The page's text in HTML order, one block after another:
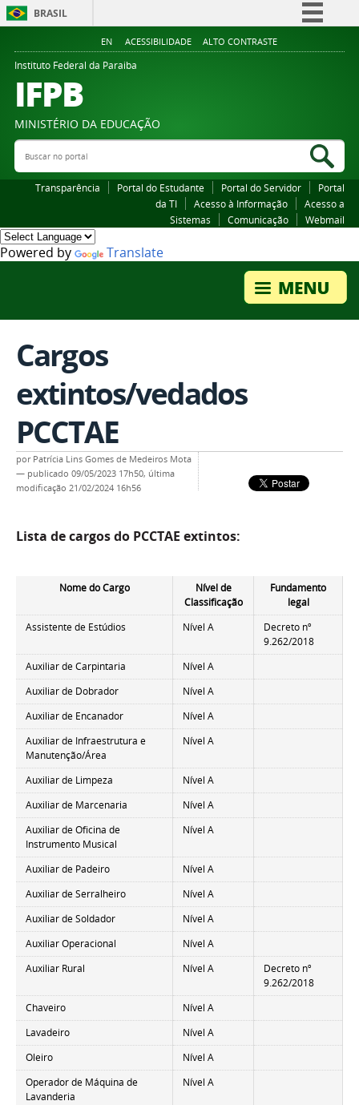
BRASIL
Simplifique!
Legislação
EN ACESSIBILIDADE ALTO CONTRASTE
Instituto Federal da Paraiba
IFPB
MINISTÉRIO DA EDUCAÇÃO
Buscar no portal
Transparência Portal do Estudante Portal do Servidor
Portal
da TI
Acesso à Informação
Acesso a
Sistemas
Comunicação Webmail
Powered by Translate
Cargos
extintos/vedados
PCCTAE
por Patrícia Lins Gomes de Medeiros Mota
— publicado 09/05/2023 17h50, última
modificação 21/02/2024 16h56
Lista de cargos do PCCTAE extintos:
Nome do Cargo
Nível de
Classificação
Fundamento
legal
Assistente de Estúdios
Nível A
Decreto nº
9.262/2018
Auxiliar de Carpintaria
Nível A
Auxiliar de Dobrador
Nível A
Auxiliar de Encanador
Nível A
Auxiliar de Infraestrutura e
Manutenção/Área
Nível A
Auxiliar de Limpeza
Nível A
Auxiliar de Marcenaria
Nível A
Auxiliar de Oficina de
Instrumento Musical
Nível A
Auxiliar de Padeiro
Nível A
Auxiliar de Serralheiro
Nível A
Auxiliar de Soldador
Nível A
Auxiliar Operacional
Nível A
Auxiliar Rural
Nível A
Decreto nº
9.262/2018
Chaveiro
Nível A
Lavadeiro
Nível A
Oleiro
Nível A
Operador de Máquina de
Lavanderia
Nível A